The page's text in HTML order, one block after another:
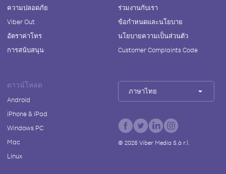
ความปลอดภัย
Viber Out
อัตราค่าโทร
การสนับสนุน
ร่วมงานกับเรา
ข้อกำหนดและนโยบาย
นโยบายความเป็นส่วนตัว
Customer Complaints Code
ดาวน์โหลด
Android
iPhone & iPad
Windows PC
Mac
Linux
ภาษาไทย
© 2026Viber Media S.à r.l.